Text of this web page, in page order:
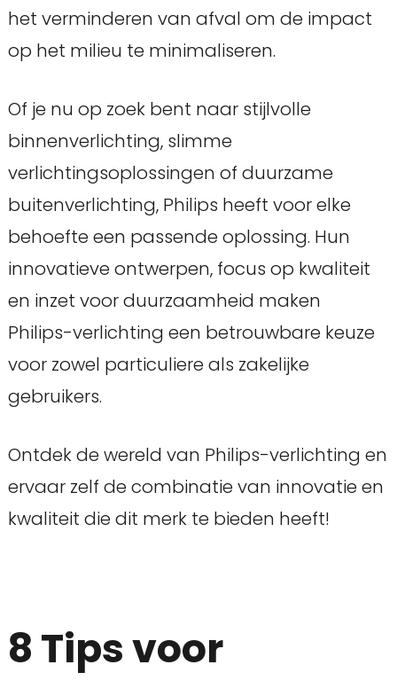
het verminderen van afval om de impact
op het milieu te minimaliseren.
Of je nu op zoek bent naar stijlvolle
binnenverlichting, slimme
verlichtingsoplossingen of duurzame
buitenverlichting, Philips heeft voor elke
behoefte een passende oplossing. Hun
innovatieve ontwerpen, focus op kwaliteit
en inzet voor duurzaamheid maken
Philips-verlichting een betrouwbare keuze
voor zowel particuliere als zakelijke
gebruikers.
Ontdek de wereld van Philips-verlichting en
ervaar zelf de combinatie van innovatie en
kwaliteit die dit merk te bieden heeft!
8 Tips voor